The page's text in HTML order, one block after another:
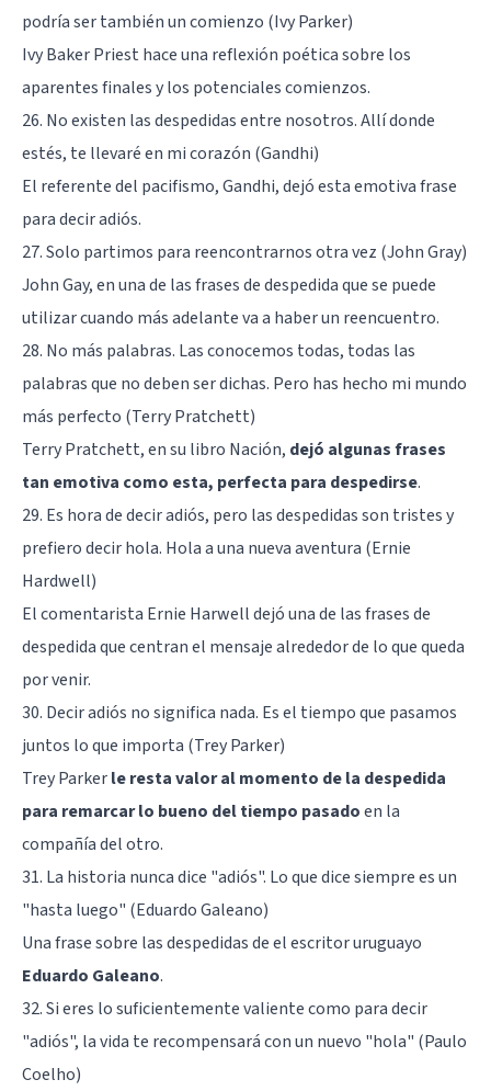
podría ser también un comienzo (Ivy Parker)
Ivy Baker Priest hace una reflexión poética sobre los
aparentes finales y los potenciales comienzos.
26. No existen las despedidas entre nosotros. Allí donde
estés, te llevaré en mi corazón (Gandhi)
El referente del pacifismo, Gandhi, dejó esta emotiva frase
para decir adiós.
27. Solo partimos para reencontrarnos otra vez (John Gray)
John Gay, en una de las frases de despedida que se puede
utilizar cuando más adelante va a haber un reencuentro.
28. No más palabras. Las conocemos todas, todas las
palabras que no deben ser dichas. Pero has hecho mi mundo
más perfecto (Terry Pratchett)
Terry Pratchett, en su libro Nación, dejó algunas frases
tan emotiva como esta, perfecta para despedirse.
29. Es hora de decir adiós, pero las despedidas son tristes y
prefiero decir hola. Hola a una nueva aventura (Ernie
Hardwell)
El comentarista Ernie Harwell dejó una de las frases de
despedida que centran el mensaje alrededor de lo que queda
por venir.
30. Decir adiós no significa nada. Es el tiempo que pasamos
juntos lo que importa (Trey Parker)
Trey Parkerle resta valor al momento de la despedida
para remarcar lo bueno del tiempo pasadoen la
compañía del otro.
31. La historia nunca dice "adiós". Lo que dice siempre es un
"hasta luego" (Eduardo Galeano)
Una frase sobre las despedidas de el escritor uruguayo
Eduardo Galeano.
32. Si eres lo suficientemente valiente como para decir
"adiós", la vida te recompensará con un nuevo "hola" (Paulo
Coelho)